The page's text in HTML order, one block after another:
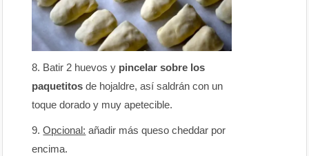
Batir 2 huevos y pincelar sobre los
paquetitos de hojaldre, así saldrán con un
toque dorado y muy apetecible.
Opcional: añadir más queso cheddar por
encima.